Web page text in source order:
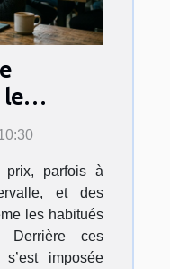
le
la
prix, parfois à
et des
les habitués
ces
imposée